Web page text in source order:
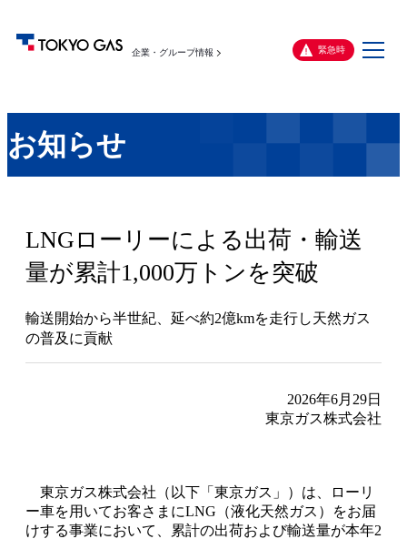
企業・グループ情報 緊急時
メ
お知らせ
LNGローリーによる出荷・輸送
量が累計1,000万トンを突破
輸送開始から半世紀、延べ約2億kmを走行し天然ガス
の普及に貢献
2026年6月29日
東京ガス株式会社
東京ガス株式会社（以下「東京ガス」）は、ローリ
ー車を用いてお客さまにLNG（液化天然ガス）をお届
けする事業において、累計の出荷および輸送量が本年2